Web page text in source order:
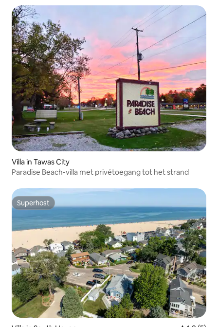
Villa in Tawas City
Paradise Beach-villa met privétoegang tot het strand
Superhost
Superhost